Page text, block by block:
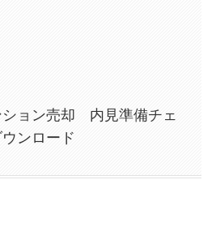
ション売却 内見準備チェ
ンロード